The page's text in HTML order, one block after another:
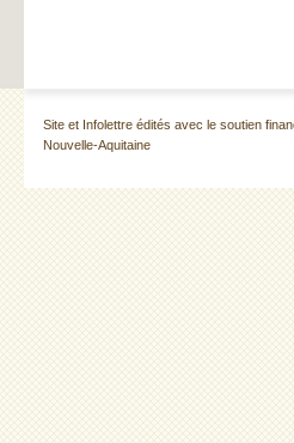
Site et Infolettre édités avec le soutien
Nouvelle-Aquitaine